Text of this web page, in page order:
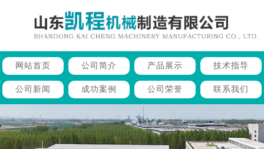
网站首页 公司简介 产品展示 技术指导
公司新闻 成功案例 公司荣誉 联系我们